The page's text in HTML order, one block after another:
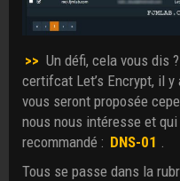
>> Un défi, cela vous dis
certifcat Let’s Encrypt, il
vous seront proposée
nous nous intéresse et
recommandé : DNS-01
Tous se passe dans la